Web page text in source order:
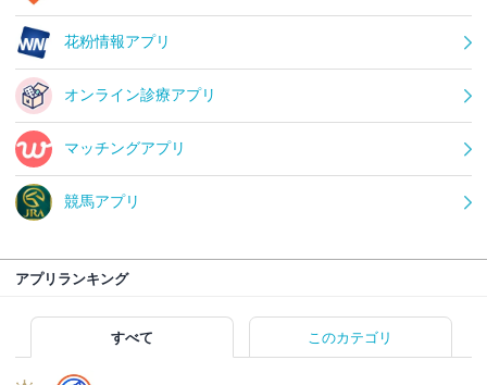
花粉情報アプリ
オンライン診療アプリ
マッチングアプリ
競馬アプリ
アプリランキング
すべて このカテゴリ